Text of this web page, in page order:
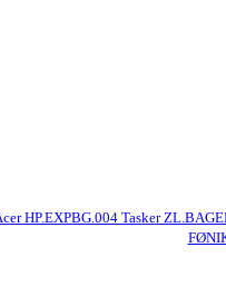
HP.EXPBG.004 Tasker